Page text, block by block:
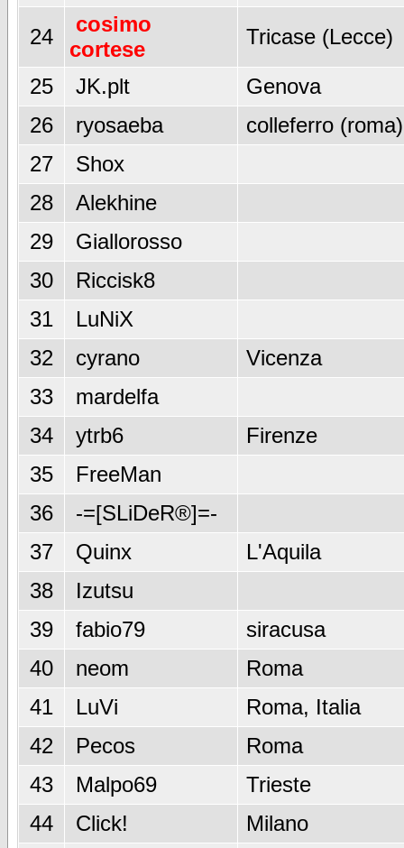
24
cosimo
cortese
Tricase (Lecce)
25 JK.plt
Genova
26
ryosaeba
colleferro (roma)
27
Shox
28
Alekhine
29
Giallorosso
30
Riccisk8
31
LuNiX
32
cyrano
Vicenza
33
mardelfa
34
ytrb6
Firenze
35
FreeMan
36
-=[SLiDeR®]=-
37
Quinx
L'Aquila
38
Izutsu
39
fabio79
siracusa
40
neom
Roma
41
LuVi
Roma, Italia
42
Pecos
Roma
43
Malpo69
Trieste
44
Click!
Milano